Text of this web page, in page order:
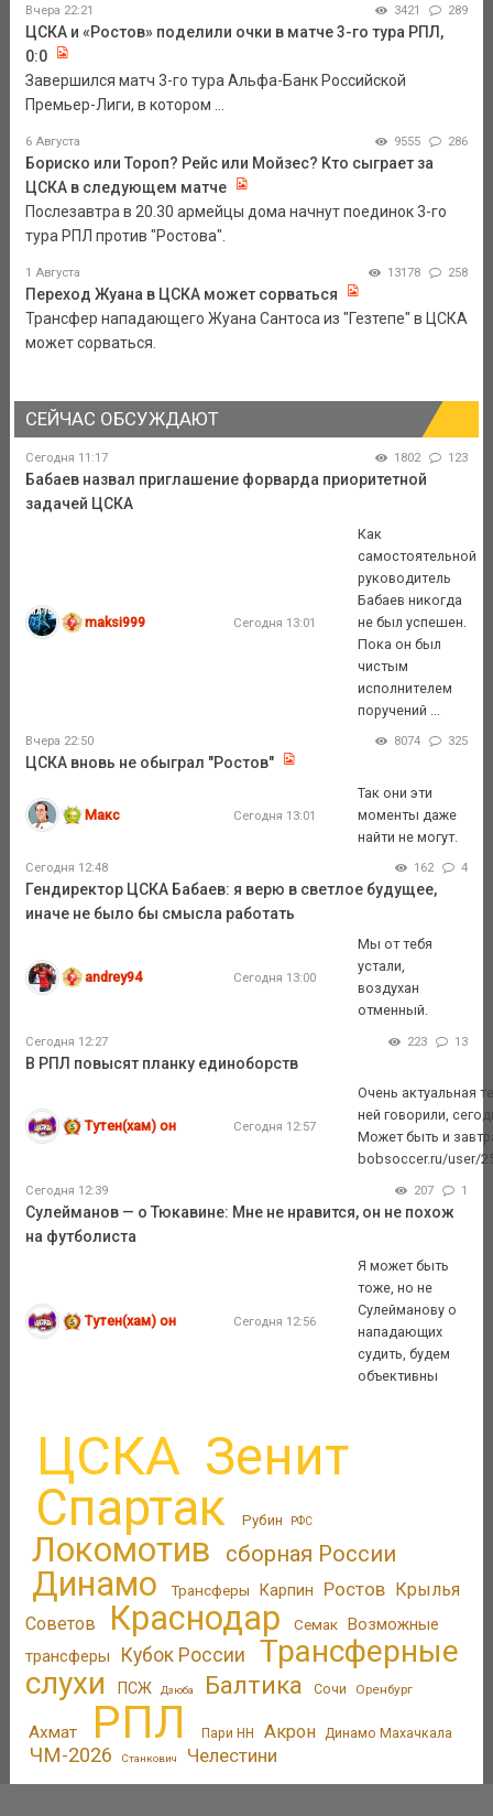
Вчера 22:21 3421 289
ЦСКА и «Ростов» поделили очки в матче 3-го тура РПЛ,
0:0
Завершился матч 3-го тура Альфа-Банк Российской
Премьер-Лиги, в котором ...
6 Августа 9555 286
Бориско или Тороп? Рейс или Мойзес? Кто сыграет за
ЦСКА в следующем матче
Послезавтра в 20.30 армейцы дома начнут поединок 3-го
тура РПЛ против "Ростова".
1 Августа 13178 258
Переход Жуана в ЦСКА может сорваться
Трансфер нападающего Жуана Сантоса из "Гезтепе" в ЦСКА
может сорваться.
СЕЙЧАС ОБСУЖДАЮТ
Сегодня 11:17 1802 123
Бабаев назвал приглашение форварда приоритетной
задачей ЦСКА
maksi999 Сегодня 13:01
Как
самостоятельной
руководитель
Бабаев никогда
не был успешен.
Пока он был
чистым
исполнителем
поручений ...
Вчера 22:50 8074 325
ЦСКА вновь не обыграл "Ростов"
Макс Сегодня 13:01
Так они эти
моменты даже
найти не могут.
Сегодня 12:48 162 4
Гендиректор ЦСКА Бабаев: я верю в светлое будущее,
иначе не было бы смысла работать
andrey94 Сегодня 13:00
Мы от тебя
устали,
воздухан
отменный.
Сегодня 12:27 223 13
В РПЛ повысят планку единоборств
Тутен(хам) он Сегодня 12:57
Очень актуальная
ней говорили,
Может быть и
bobsoccer.ru/user/
Сегодня 12:39 207 1
Сулейманов — о Тюкавине: Мне не нравится, он не похож
на футболиста
Тутен(хам) он Сегодня 12:56
Я может быть
тоже, но не
Сулейманову о
нападающих
судить, будем
объективны
ЦСКА Зенит
Спартак Рубин РФС
Локомотив сборная России
Динамо Трансферы Карпин Ростов Крылья
Советов
Краснодар Семак Возможные
трансферы
Кубок России
Трансферные
слухи
ПСЖ Дзюба Балтика Сочи Оренбург
Ахмат РПЛ Пари НН Акрон Динамо Махачкала
ЧМ-2026 Станкович Челестини